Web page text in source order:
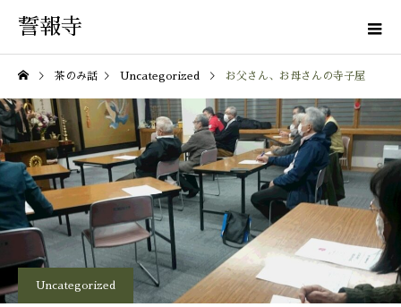
誓報寺
茶のみ話 Uncategorized お父さん、お母さんの寺子屋
Uncategorized